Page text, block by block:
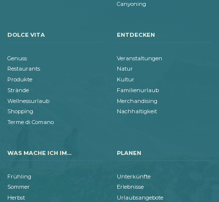
Canyoning
DOLCE VITA
Genuss
Restaurants
Produkte
Strände
Wellnessurlaub
Shopping
Terme di Comano
ENTDECKEN
Veranstaltungen
Natur
Kultur
Familienurlaub
Merchandising
Nachhaltigkeit
WAS MACHE ICH IM...
Frühling
Sommer
Herbst
PLANEN
Unterkünfte
Erlebnisse
Urlaubsangebote